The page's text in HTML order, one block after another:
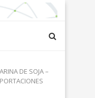
DE SOJA –